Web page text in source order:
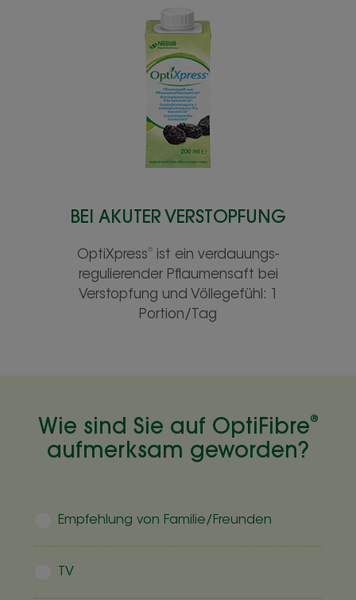
BEI AKUTER VERSTOPFUNG
OptiXpress®
ist ein verdauungs-
regulierender Pflaumensaft bei
Verstopfung und Völlegefühl: 1
Portion/Tag
Wie sind Sie auf OptiFibre®
aufmerksam geworden?
Empfehlung von Familie/Freunden
TV